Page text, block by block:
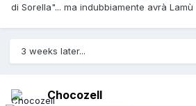
di Sorella"... ma indubbiamente avrà Lamù
3 weeks later...
Chocozell